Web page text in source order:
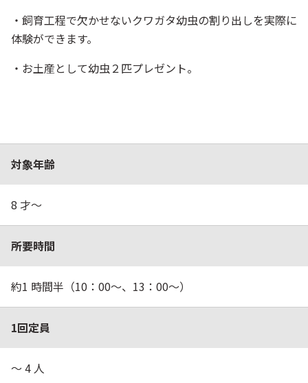
・飼育工程で欠かせないクワガタ幼虫の割り出しを実際に
体験ができます。
・お土産として幼虫２匹プレゼント。
対象年齢
8 才～
所要時間
約1 時間半（10：00～、13：00～）
1回定員
～ 4 人